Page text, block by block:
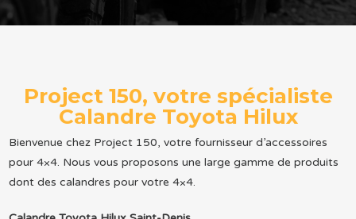
Project 150, votre spécialiste
Calandre Toyota Hilux
Bienvenue chez Project 150, votre fournisseur d’accessoires
pour 4×4. Nous vous proposons une large gamme de produits
dont des calandres pour votre 4×4.